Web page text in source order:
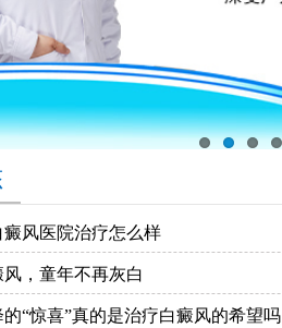
癜风医院治疗怎么样
，童年不再灰白
“惊喜”真的是治疗白癜风的希望吗